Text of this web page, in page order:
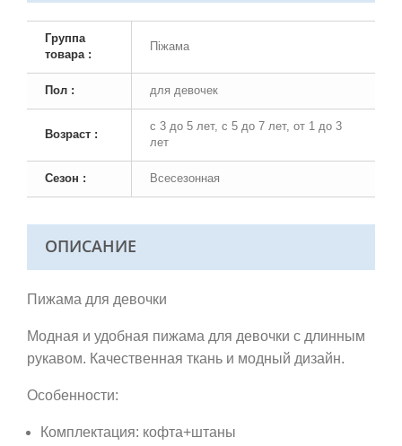
Группа
товара :
Піжама
Пол : для девочек
Возраст :
с 3 до 5 лет, с 5 до 7 лет, от 1 до 3
лет
Сезон : Всесезонная
ОПИСАНИЕ
Пижама для девочки
Модная и удобная пижама для девочки с длинным
рукавом. Качественная ткань и модный дизайн.
Особенности:
Комплектация: кофта+штаны